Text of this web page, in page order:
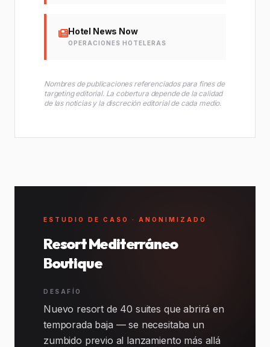
Hotel News Now
OPERACIONES HOTELERAS
Nombres de publicaciones referenciados para fines de
targeting editorial. La cobertura depende de la calidad
de las noticias y la discreción editorial de cada medio.
ESTUDIO DE CASO · ANONIMIZADO
Resort Mediterráneo
Boutique
DESAFÍO
Nuevo resort de 40 suites que abrirá en
temporada baja — se necesitaba un
zumbido previo al lanzamiento más allá